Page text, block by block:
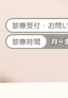
町志免